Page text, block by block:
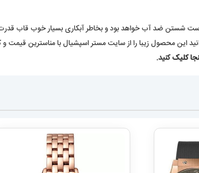
شستن ضد آب خواهد بود و بخاطر آبکاری بسیار خوب قاب
این محصول زیبا را از سایت مستر اسپشیال با مناسترین
کلیککنید.